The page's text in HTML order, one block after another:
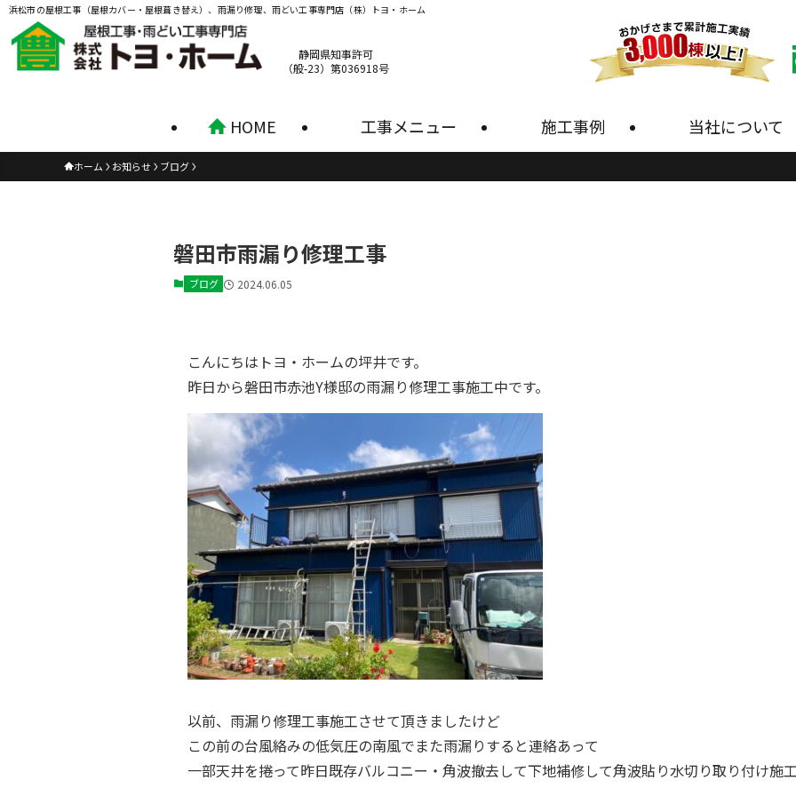
浜松市の屋根工事（屋根カバー・屋根葺き替え）、雨漏り修理、雨どい工事専門店（株）トヨ・ホーム
HOME 工事メニュー 施工事例 当社について
静岡県知事許可
（般-23）第036918号
ホーム お知らせ ブログ
磐田市雨漏り修理工事
ブログ 2024.06.05
こんにちはトヨ・ホームの坪井です。
昨日から磐田市赤池Y様邸の雨漏り修理工事施工中です。
以前、雨漏り修理工事施工させて頂きましたけど
この前の台風絡みの低気圧の南風でまた雨漏りすると連絡あって
一部天井を捲って昨日既存バルコニー・角波撤去して下地補修して角波貼り水切り取り付け施工